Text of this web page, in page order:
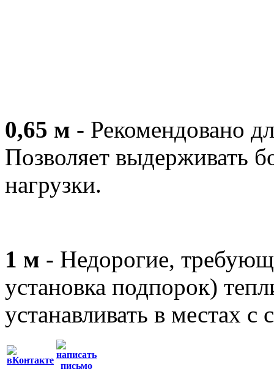
0,65 м - Рекомендовано
Позволяет выдерживать
нагрузки.
1 м - Недорогие,
установка подпорок)
устанавливать в местах